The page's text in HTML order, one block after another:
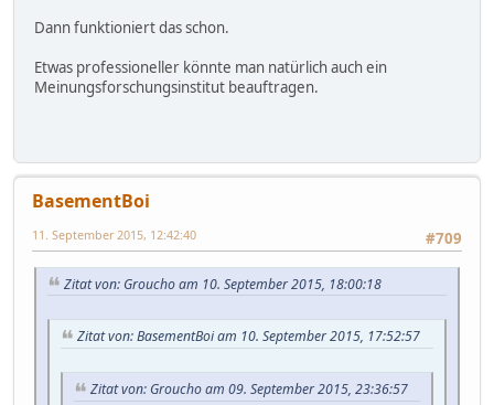
Dann funktioniert das schon.
Etwas professioneller könnte man natürlich auch ein
Meinungsforschungsinstitut beauftragen.
BasementBoi
#709
11. September 2015, 12:42:40
Zitat von: Groucho am 10. September 2015, 18:00:18
Zitat von: BasementBoi am 10. September 2015, 17:52:57
Zitat von: Groucho am 09. September 2015, 23:36:57